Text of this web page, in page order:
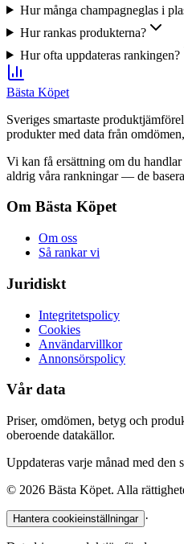
Hur många champagneglas i
Hur rankas produkterna?
Hur ofta uppdateras rankingen?
Bästa Köpet
Sveriges smartaste
produkter med data från
Vi kan få ersättning om du
aldrig våra rankningar — de
Om Bästa Köpet
Om oss
Så rankar vi
Juridiskt
Integritetspolicy
Cookies
Användarvillkor
Annonsörspolicy
Vår data
Priser, omdömen, betyg och
oberoende datakällor.
Uppdateras varje månad med den
© 2026 Bästa Köpet. Alla
Hantera cookieinställningar ·